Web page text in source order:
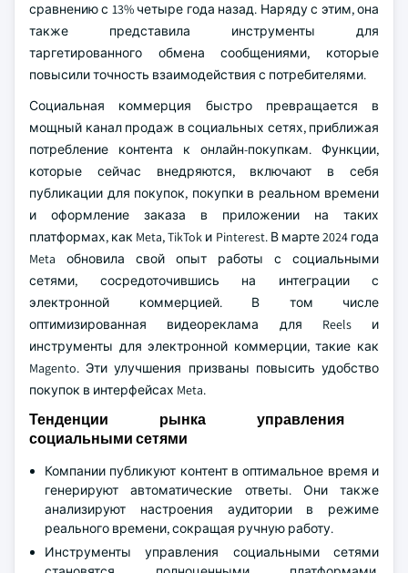
сравнению с 13% четыре года назад. Наряду с этим, она
также представила инструменты для
таргетированного обмена сообщениями, которые
повысили точность взаимодействия с потребителями.
Социальная коммерция быстро превращается в
мощный канал продаж в социальных сетях, приближая
потребление контента к онлайн-покупкам. Функции,
которые сейчас внедряются, включают в себя
публикации для покупок, покупки в реальном времени
и оформление заказа в приложении на таких
платформах, как Meta, TikTok и Pinterest. В марте 2024 года
Meta обновила свой опыт работы с социальными
сетями, сосредоточившись на интеграции с
электронной коммерцией. В том числе
оптимизированная видеореклама для Reels и
инструменты для электронной коммерции, такие как
Magento. Эти улучшения призваны повысить удобство
покупок в интерфейсах Meta.
Тенденции рынка управления
социальными сетями
Компании публикуют контент в оптимальное время и
генерируют автоматические ответы. Они также
анализируют настроения аудитории в режиме
реального времени, сокращая ручную работу.
Инструменты управления социальными сетями